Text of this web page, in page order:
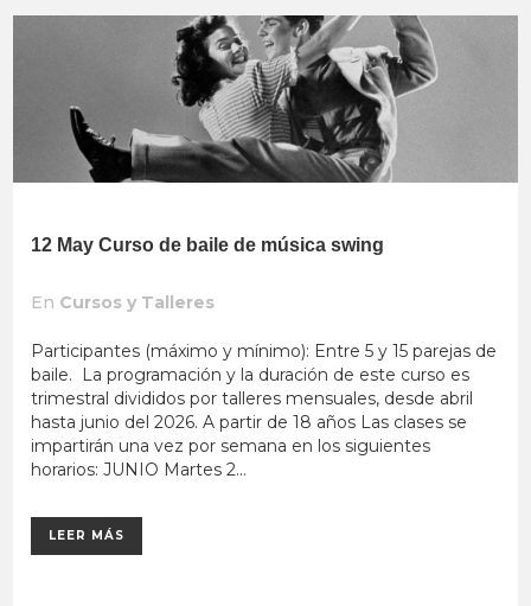
12 May Curso de baile de música swing
En Cursos y Talleres
Participantes (máximo y mínimo): Entre 5 y 15 parejas de
baile. La programación y la duración de este curso es
trimestral divididos por talleres mensuales, desde abril
hasta junio del 2026. A partir de 18 años Las clases se
impartirán una vez por semana en los siguientes
horarios: JUNIO Martes 2...
LEER MÁS